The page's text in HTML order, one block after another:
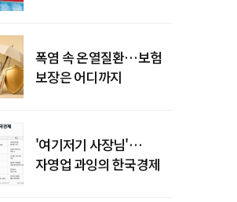
폭염 속 온열질환…보험
보장은 어디까지
'여기저기 사장님'…
자영업 과잉의 한국경제